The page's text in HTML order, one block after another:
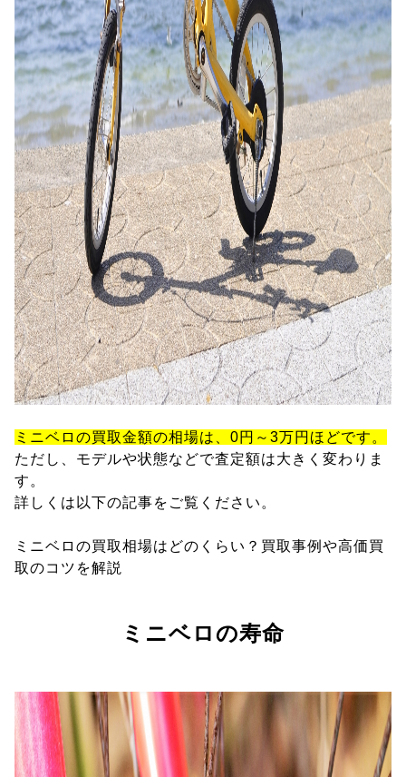
ミニベロの買取金額の相場は、0円～3万円ほどです。
ただし、モデルや状態などで査定額は大きく変わりま
す。
詳しくは以下の記事をご覧ください。
ミニベロの買取相場はどのくらい？買取事例や高価買
取のコツを解説
ミニベロの寿命